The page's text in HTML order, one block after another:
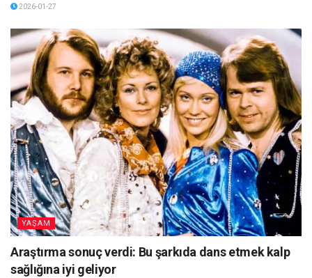
2026-01-27
YAŞAM
Araştırma sonuç verdi: Bu şarkıda dans etmek kalp
sağlığına iyi geliyor